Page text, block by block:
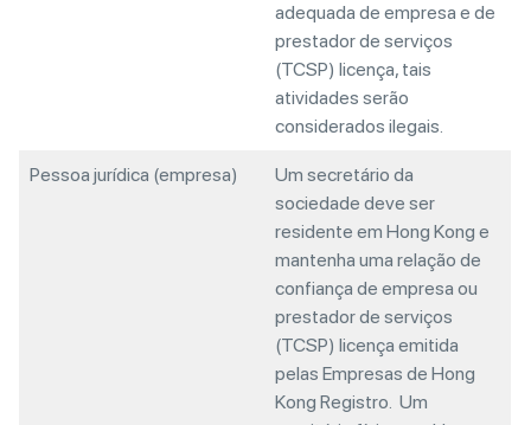
adequada de empresa e de
prestador de serviços
(TCSP) licença, tais
atividades serão
considerados ilegais.
Pessoa jurídica (empresa)
Um secretário da
sociedade deve ser
residente em Hong Kong e
mantenha uma relação de
confiança de empresa ou
prestador de serviços
(TCSP) licença emitida
pelas Empresas de Hong
Kong Registro. Um